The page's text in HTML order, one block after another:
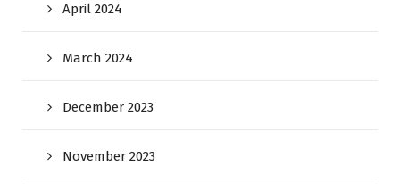
April 2024
March 2024
December 2023
November 2023